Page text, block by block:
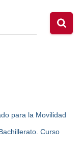
para la Movilidad
Curso